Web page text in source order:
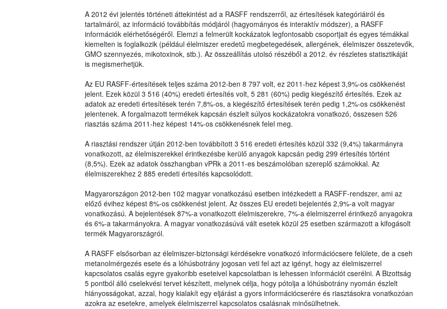
A 2012 évi jelentés történeti áttekintést ad a RASFF rendszerről, az értesítések kategóriáiról és
tartalmáról, az információ továbbítás módjáról (hagyományos és interaktív módszer), a RASFF
információk elérhetőségéről. Elemzi a felmerült kockázatok legfontosabb csoportjait és egyes témákkal
kiemelten is foglalkozik (például élelmiszer eredetű megbetegedések, allergének, élelmiszer összetevők,
GMO szennyezés, mikotoxinok, stb.). Az összeállítás utolsó részéből a 2012. év részletes statisztikáját
is megismerhetjük.
Az EU RASFF-értesítések teljes száma 2012-ben 8 797 volt, ez 2011-hez képest 3,9%-os csökkenést
jelent. Ezek közül 3 516 (40%) eredeti értesítés volt, 5 281 (60%) pedig kiegészítő értesítés. Ezek az
adatok az eredeti értesítések terén 7,8%-os, a kiegészítő értesítések terén pedig 1,2%-os csökkenést
jelentenek. A forgalmazott termékek kapcsán észlelt súlyos kockázatokra vonatkozó, összesen 526
riasztás száma 2011-hez képest 14%-os csökkenésnek felel meg.
A riasztási rendszer útján 2012-ben továbbított 3 516 eredeti értesítés közül 332 (9,4%) takarmányra
vonatkozott, az élelmiszerekkel érintkezésbe kerülő anyagok kapcsán pedig 299 értesítés történt
(8,5%). Ezek az adatok összhangban vPRk a 2011-es beszámolóban szereplő számokkal. Az
élelmiszerekhez 2 885 eredeti értesítés kapcsolódott.
Magyarországon 2012-ben 102 magyar vonatkozású esetben intézkedett a RASFF-rendszer, ami az
előző évihez képest 8%-os csökkenést jelent. Az összes EU eredeti bejelentés 2,9%-a volt magyar
vonatkozású. A bejelentések 87%-a vonatkozott élelmiszerekre, 7%-a élelmiszerrel érintkező anyagokra
és 6%-a takarmányokra. A magyar vonatkozásúvá vált esetek közül 25 esetben származott a kifogásolt
termék Magyarországról.
A RASFF elsősorban az élelmiszer-biztonsági kérdésekre vonatkozó információcsere felülete, de a cseh
metanolmérgezés esete és a lóhúsbotrány jogosan veti fel azt az igényt, hogy az élelmiszerrel
kapcsolatos csalás egyre gyakoribb eseteivel kapcsolatban is lehessen információt cserélni. A Bizottság
5 pontból álló cselekvési tervet készített, melynek célja, hogy pótolja a lóhúsbotrány nyomán észlelt
hiányosságokat, azzal, hogy kialakít egy eljárást a gyors információcserére és riasztásokra vonatkozóan
azokra az esetekre, amelyek élelmiszerrel kapcsolatos csalásnak minősülhetnek.